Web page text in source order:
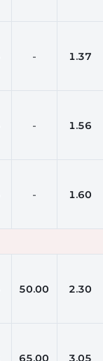
- 1.37
- 1.56
- 1.60
50.00 2.30
65.00 3.05